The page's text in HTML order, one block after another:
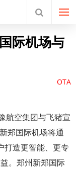
际机场与
OTA
航空集团与飞猪宣
郑国际机场将通
打造更智能、更专
。郑州新郑国际